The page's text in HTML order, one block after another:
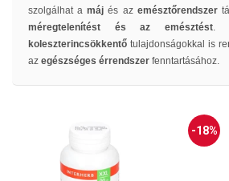
szolgálhat a májés az emésztőrendszer
méregtelenítést és az emésztést.
koleszterincsökkentő tulajdonságokkal is
az egészséges érrendszer fenntartásához.
-18%